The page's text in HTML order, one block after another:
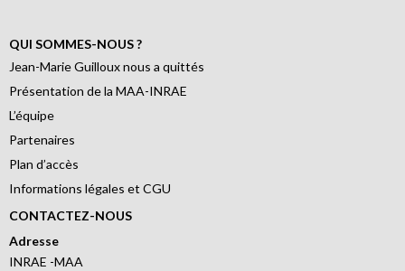
QUI SOMMES-NOUS ?
Jean-Marie Guilloux nous a quittés
Présentation de la MAA-INRAE
L’équipe
Partenaires
Plan d’accès
Informations légales et CGU
CONTACTEZ-NOUS
Adresse
INRAE -MAA